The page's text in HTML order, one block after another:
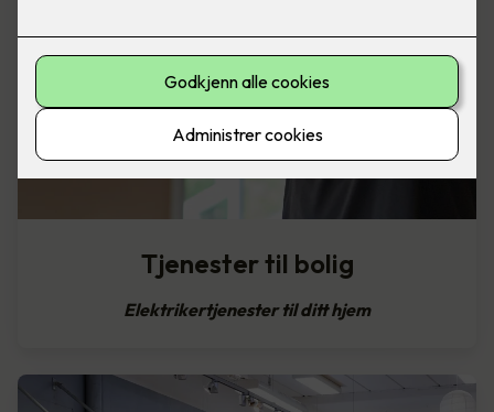
Tjenester til bolig
Elektrikertjenester til ditt hjem